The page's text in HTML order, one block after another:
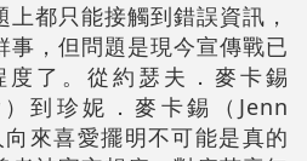
都只能接觸到錯誤資訊，
事，但問題是現今宣傳戰已
了。從約瑟夫．麥卡錫
）到珍妮．麥卡錫（Jenn
來喜愛擺明不可能是真的